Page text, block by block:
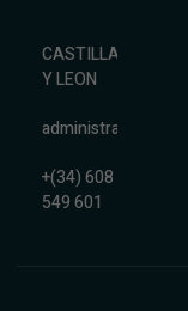
CASTILLA
Y LEON
+(34) 608
549 601